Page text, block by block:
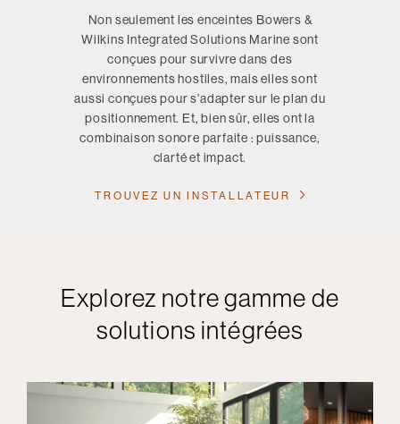
Non seulement les enceintes Bowers &
Wilkins Integrated Solutions Marine sont
conçues pour survivre dans des
environnements hostiles, mais elles sont
aussi conçues pour s'adapter sur le plan du
positionnement. Et, bien sûr, elles ont la
combinaison sonore parfaite : puissance,
clarté et impact.
TROUVEZ UN INSTALLATEUR
Explorez notre gamme de
solutions intégrées